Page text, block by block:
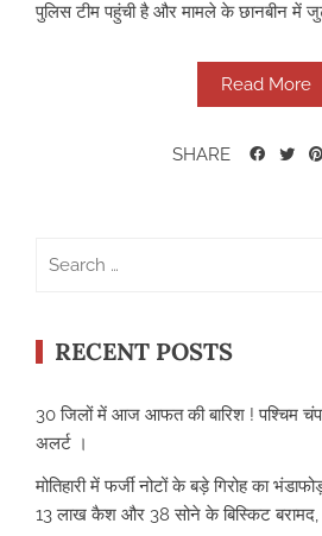
पुलिस टीम पहुंची है और मामले के छानबीन में
Read More
SHARE
RECENT POSTS
30 जिलों में आज आफत की बारिश ! पश्चिम
अलर्ट ।
मोतिहारी में फर्जी नोटों के बड़े गिरोह का
13 लाख कैश और 38 सोने के बिस्किट बरामद,